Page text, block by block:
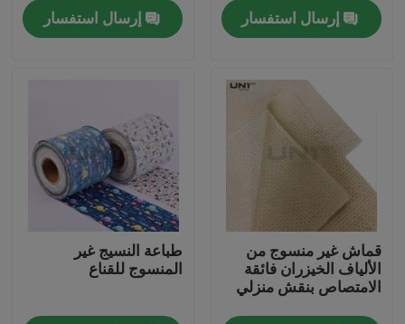
المنتجات
عنّا
جولة في المصنع
مراقبة الجودة
إرسال استفسار
إرسال استفسار
قماش غير منسوج من
الألياف الخيزران فائقة
الامتصاص بنقش منزلي
طباعة النسيج غير
المنسوج للقناع